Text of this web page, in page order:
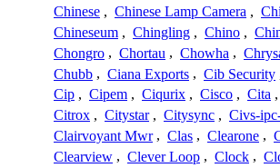
Chinese , Chinese Lamp Camera ,
Chineseum , Chingling , Chino ,
Chongro , Chortau , Chowha ,
Chubb , Ciana Exports , Cib Security
Cip , Cipem , Ciqurix , Cisco , Cita ,
Citrox , Citystar , Citysync , Civs-
Clairvoyant Mwr , Clas , Clearone ,
Clearview , Clever Loop , Clock ,